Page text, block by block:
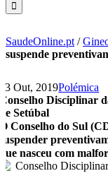
SaudeOnline.pt /
suspende
23 Out, 2019Polémica
Conselho Disciplinar
de Setúbal
O Conselho do Sul
suspender
que nasceu com